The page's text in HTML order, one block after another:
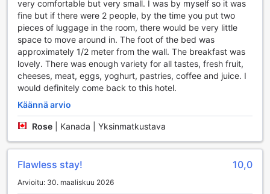
Mukavuudet My Story Hotel Rossiossa
My Story Hotel Rossio tarjoaa vieraidensa käyttöön
erinomaisia mukavuuksia, jotka tekevät oleskelusta
Lissabonissa entistäkin miellyttävämpää. Hotellin
pesulapalvelut, mukaan lukien kuivapesu, huolehtivat
vaatteidesi puhtaudesta, jolloin voit keskittyä nauttimaan
lomastasi ilman huolia. Huonepalvelu tuo herkulliset ateriat
suoraan huoneeseesi, joten voit nauttia paikallisista mauista
omaan tahtiisi. Lisäksi hotellissa on saatavilla turvalliset
tallelokerot, jotka tarjoavat rauhoittavan mielen, kun säilytät
arvokkaita tavaroitasi turvallisesti.
Hotellin concierge-palvelu on aina valmiina auttamaan sinua
kaikissa kysymyksissäsi ja tarpeissasi, olipa kyseessä
kuljetusjärjestelyt. Wi-fi-yhteys on saatavilla ilmaiseksi
very comfortable but very small. I was by myself so it was
fine but if there were 2 people, by the time you put two
pieces of luggage in the room, there would be very little
space to move around in. The foot of the bed was
approximately 1/2 meter from the wall. The breakfast was
lovely. There was enough variety for all tastes, fresh fruit,
cheeses, meat, eggs, yoghurt, pastries, coffee and juice. I
would definitely come back to this hotel.
Käännä arvio
Rose Kanada | Yksinmatkustava
Flawless stay! 10,0
Arvioitu: 30. maaliskuu 2026